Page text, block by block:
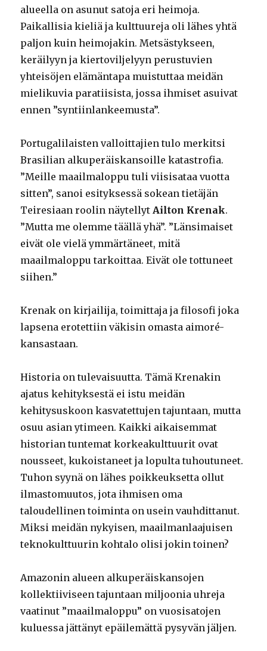
alueella on asunut satoja eri heimoja.
Paikallisia kieliä ja kulttuureja oli lähes yhtä
paljon kuin heimojakin. Metsästykseen,
keräilyyn ja kiertoviljelyyn perustuvien
yhteisöjen elämäntapa muistuttaa meidän
mielikuvia paratiisista, jossa ihmiset asuivat
ennen ”syntiinlankeemusta”.
Portugalilaisten valloittajien tulo merkitsi
Brasilian alkuperäiskansoille katastrofia.
”Meille maailmaloppu tuli viisisataa vuotta
sitten”, sanoi esityksessä sokean tietäjän
Teiresiaan roolin näytellyt Ailton Krenak.
”Mutta me olemme täällä yhä”. ”Länsimaiset
eivät ole vielä ymmärtäneet, mitä
maailmaloppu tarkoittaa. Eivät ole tottuneet
siihen.”
Krenak on kirjailija, toimittaja ja filosofi joka
lapsena erotettiin väkisin omasta aimoré-
kansastaan.
Historia on tulevaisuutta. Tämä Krenakin
ajatus kehityksestä ei istu meidän
kehitysuskoon kasvatettujen tajuntaan, mutta
osuu asian ytimeen. Kaikki aikaisemmat
historian tuntemat korkeakulttuurit ovat
nousseet, kukoistaneet ja lopulta tuhoutuneet.
Tuhon syynä on lähes poikkeuksetta ollut
ilmastomuutos, jota ihmisen oma
taloudellinen toiminta on usein vauhdittanut.
Miksi meidän nykyisen, maailmanlaajuisen
teknokulttuurin kohtalo olisi jokin toinen?
Amazonin alueen alkuperäiskansojen
kollektiiviseen tajuntaan miljoonia uhreja
vaatinut ”maailmaloppu” on vuosisatojen
kuluessa jättänyt epäilemättä pysyvän jäljen.